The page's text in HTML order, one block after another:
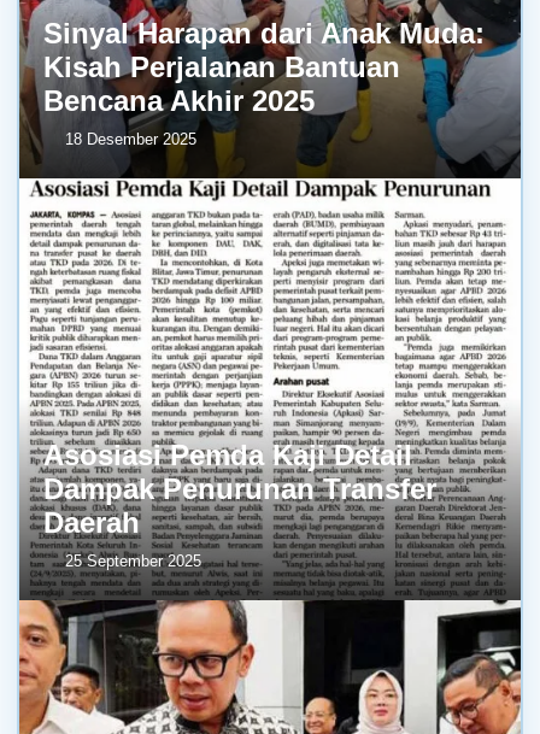
Sinyal Harapan dari Anak Muda:
Kisah Perjalanan Bantuan
Bencana Akhir 2025
18 Desember 2025
Asosiasi Pemda Kaji Detail
Dampak Penurunan Transfer
Daerah
25 September 2025